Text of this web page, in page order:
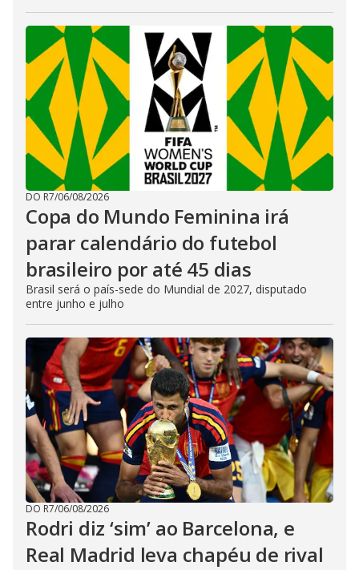
DO R7/06/08/2026
Copa do Mundo Feminina irá
parar calendário do futebol
brasileiro por até 45 dias
Brasil será o país-sede do Mundial de 2027, disputado
entre junho e julho
DO R7/06/08/2026
Rodri diz ‘sim’ ao Barcelona, e
Real Madrid leva chapéu de rival